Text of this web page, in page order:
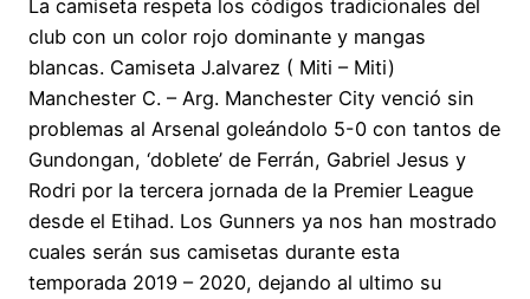
La camiseta respeta los códigos tradicionales del
club con un color rojo dominante y mangas
blancas. Camiseta J.alvarez ( Miti – Miti)
Manchester C. – Arg. Manchester City venció sin
problemas al Arsenal goleándolo 5-0 con tantos de
Gundongan, ‘doblete’ de Ferrán, Gabriel Jesus y
Rodri por la tercera jornada de la Premier League
desde el Etihad. Los Gunners ya nos han mostrado
cuales serán sus camisetas durante esta
temporada 2019 – 2020, dejando al ultimo su